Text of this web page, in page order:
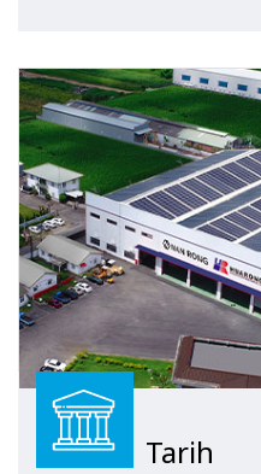
Tarih